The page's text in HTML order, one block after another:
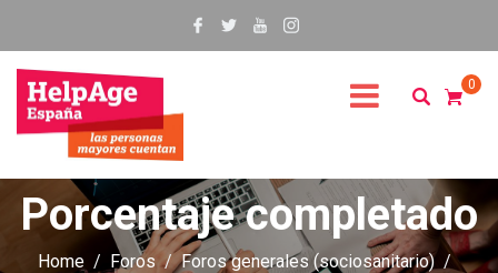
0
Porcentaje completado
Home Foros
Foros generales (sociosanitario)